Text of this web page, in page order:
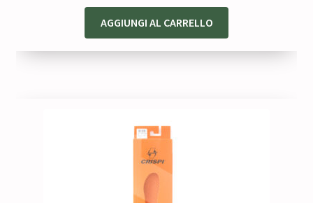
AGGIUNGI AL CARRELLO